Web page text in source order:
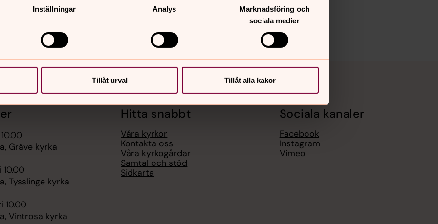
Inställningar Analys
Marknadsföring och
sociala medier
Tillåt urval Tillåt alla kakor
Gräve kyrka
10.00
Tysslinge kyrka
10.00
Vintrosa kyrka
Hitta snabbt
Våra kyrkor
Kontakta oss
Våra kyrkogårdar
Samtal och stöd
Sidkarta
Sociala kanaler
Facebook
Instagram
Vimeo